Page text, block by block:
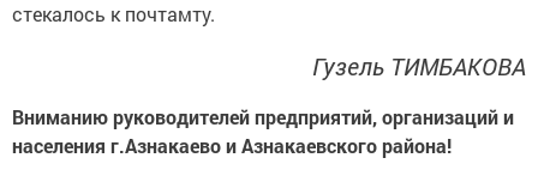
стекалось к почтамту.
Гузель ТИМБАКОВА
Вниманию руководителей предприятий, организаций и
населения г.Азнакаево и Азнакаевского района!